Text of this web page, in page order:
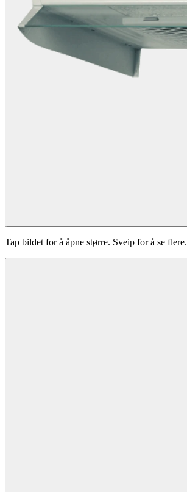
Tap bildet for å åpne større. Sveip for å se flere.